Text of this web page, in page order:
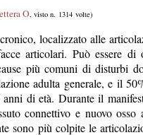
O, visto n. 1314 volte)
localizzato alle
articolari. Può essere di
più comuni di disturbi
adulta generale, e il
di età. Durante il
connettivo e nuovo osso
sono più colpite le